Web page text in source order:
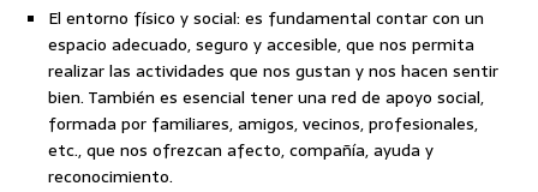
El entorno físico y social: es fundamental contar con un
espacio adecuado, seguro y accesible, que nos permita
realizar las actividades que nos gustan y nos hacen sentir
bien. También es esencial tener una red de apoyo social,
formada por familiares, amigos, vecinos, profesionales,
etc., que nos ofrezcan afecto, compañía, ayuda y
reconocimiento.